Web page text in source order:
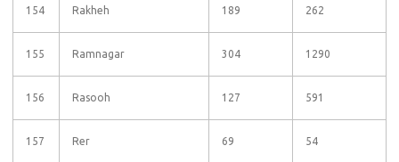
154 Rakheh 189 262
155 Ramnagar 304 1290
156 Rasooh 127 591
157 Rer 69 54